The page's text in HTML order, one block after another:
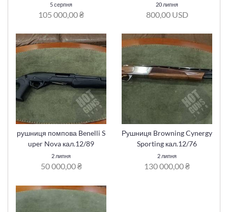
5 серпня
105 000,00 ₴
20 липня
800,00 USD
рушниця помпова Benelli S
uper Nova кал.12/89
2 липня
50 000,00 ₴
Рушниця Browning Cynergy
Sporting кал.12/76
2 липня
130 000,00 ₴